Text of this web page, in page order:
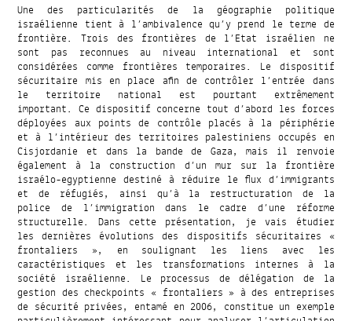
Une des particularités de la géographie politique
israélienne tient à l’ambivalence qu’y prend le terme de
frontière. Trois des frontières de l’Etat israélien ne
sont pas reconnues au niveau international et sont
considérées comme frontières temporaires. Le dispositif
sécuritaire mis en place afin de contrôler l’entrée dans
le territoire national est pourtant extrêmement
important. Ce dispositif concerne tout d’abord les forces
déployées aux points de contrôle placés à la périphérie
et à l’intérieur des territoires palestiniens occupés en
Cisjordanie et dans la bande de Gaza, mais il renvoie
également à la construction d’un mur sur la frontière
israélo-egyptienne destiné à réduire le flux d’immigrants
et de réfugiés, ainsi qu’à la restructuration de la
police de l’immigration dans le cadre d’une réforme
structurelle. Dans cette présentation, je vais étudier
les dernières évolutions des dispositifs sécuritaires «
frontaliers », en soulignant les liens avec les
caractéristiques et les transformations internes à la
société israélienne. Le processus de délégation de la
gestion des checkpoints « frontaliers » à des entreprises
de sécurité privées, entamé en 2006, constitue un exemple